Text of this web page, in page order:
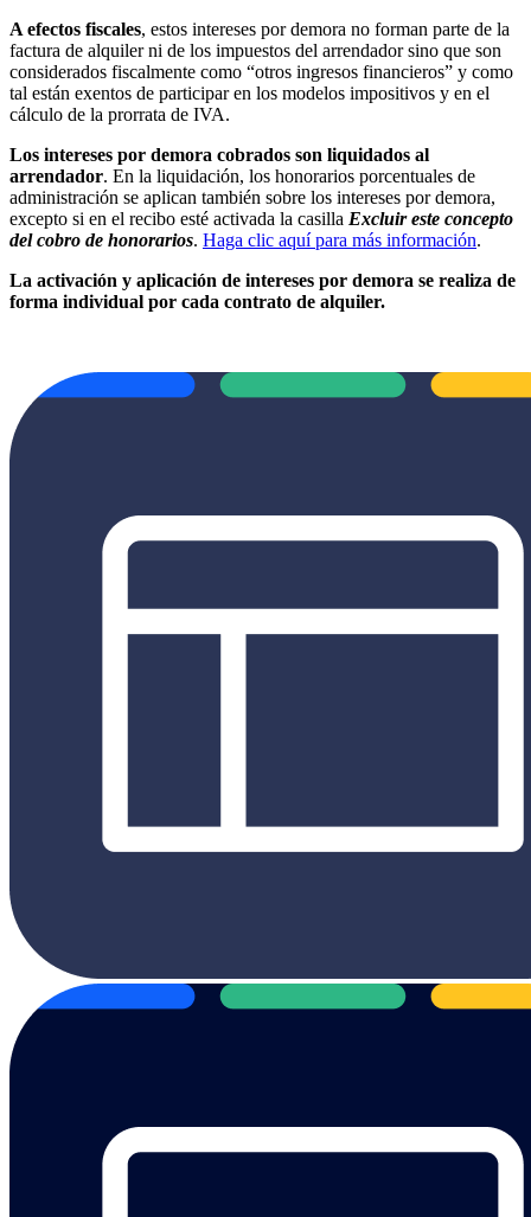
A efectos fiscales, estos intereses por demora no forman parte de la
factura de alquiler ni de los impuestos del arrendador sino que son
considerados fiscalmente como “otros ingresos financieros” y como
tal están exentos de participar en los modelos impositivos y en el
cálculo de la prorrata de IVA.
Los intereses por demora cobrados son liquidados al
arrendador. En la liquidación, los honorarios porcentuales de
administración se aplican también sobre los intereses por demora,
excepto si en el recibo esté activada la casilla Excluir este concepto
del cobro de honorarios. Haga clic aquí para más información.
La activación y aplicación de intereses por demora se realiza de
forma individual por cada contrato de alquiler.